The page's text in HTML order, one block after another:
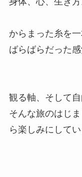
からまった糸を
ばらばらだった
観る軸、そして
そんな旅のはじ
ら楽しみにしてい